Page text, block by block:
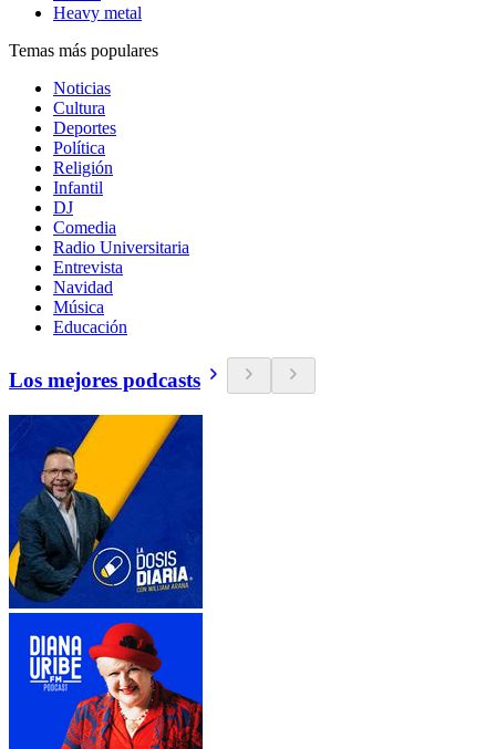
Heavy metal
Temas más populares
Noticias
Cultura
Deportes
Política
Religión
Infantil
DJ
Comedia
Radio Universitaria
Entrevista
Navidad
Música
Educación
Los mejores podcasts